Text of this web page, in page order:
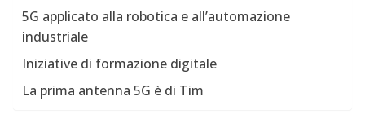
5G applicato alla robotica e all’automazione
industriale
Iniziative di formazione digitale
La prima antenna 5G è di Tim